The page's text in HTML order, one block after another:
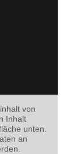
von
Inhalt
unten.
an